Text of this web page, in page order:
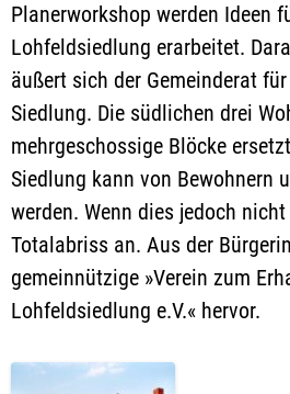
Planerworkshop werden Ideen
Lohfeldsiedlung erarbeitet.
äußert sich der Gemeinderat
Siedlung. Die südlichen drei
mehrgeschossige Blöcke
Siedlung kann von Bewohnern
werden. Wenn dies jedoch
Totalabriss an. Aus der
gemeinnützige »Verein zum
Lohfeldsiedlung e.V.« hervor.